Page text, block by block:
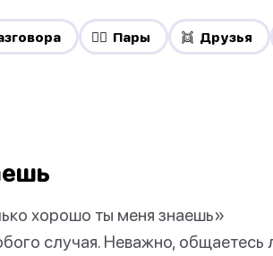
❤️‍🔥 Пары 👯 Друзья
хорошо ты меня знаешь»
случая. Неважно, общаетесь